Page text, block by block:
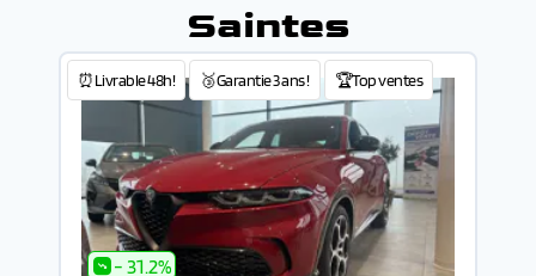
Saintes
⏰Livrable 48h! 🥉Garantie 3 ans ! 🏆Top ventes
- 31.2%